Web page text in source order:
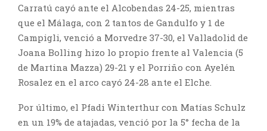
Carratú cayó ante el Alcobendas 24-25, mientras
que el Málaga, con 2 tantos de Gandulfo y 1 de
Campigli, venció a Morvedre 37-30, el Valladolid de
Joana Bolling hizo lo propio frente al Valencia (5
de Martina Mazza) 29-21 y el Porriño con Ayelén
Rosalez en el arco cayó 24-28 ante el Elche.
Por último, el Pfadi Winterthur con Matías Schulz
en un 19% de atajadas, venció por la 5° fecha de la